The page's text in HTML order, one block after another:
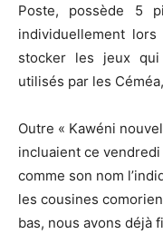
Poste, possède 5
individuellement lors
stocker les jeux
utilisés par les
Outre « Kawéni
incluaient ce vendredi
comme son nom
les cousines
bas, nous avons déjà